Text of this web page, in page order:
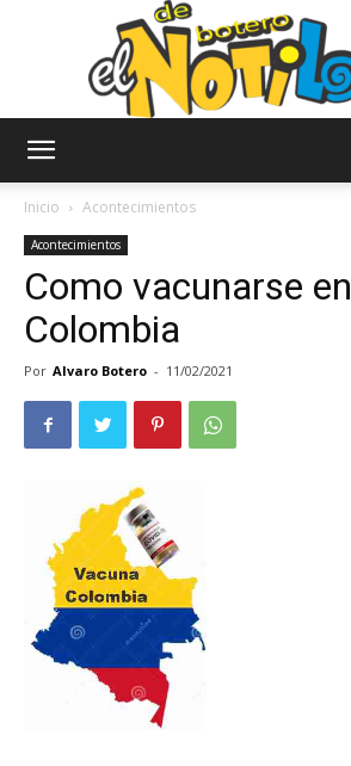
Notiloco
Inicio Acontecimientos
Acontecimientos
Como vacunarse en
Colombia
Por Alvaro Botero - 11/02/2021